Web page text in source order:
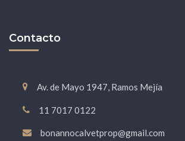
Contacto
Av. de Mayo 1947, Ramos Mejía
11 7017 0122
bonannocalvetprop@gmail.com